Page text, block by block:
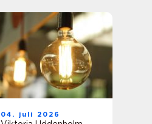
04. juli 2026